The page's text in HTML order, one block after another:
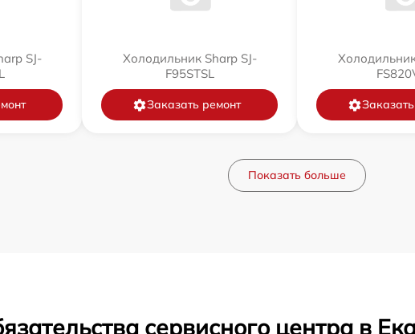
SJ-
Холодильник Sharp SJ-
F95STSL
Заказать ремонт
Показать больше
сервисного центра в